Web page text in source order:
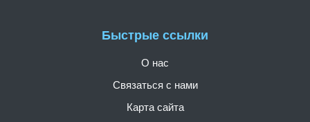
Быстрые ссылки
О нас
Связаться с нами
Карта сайта